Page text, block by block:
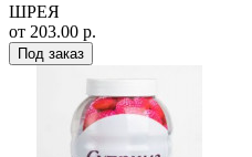
ШРЕЯ
от 203.00 р.
Под заказ